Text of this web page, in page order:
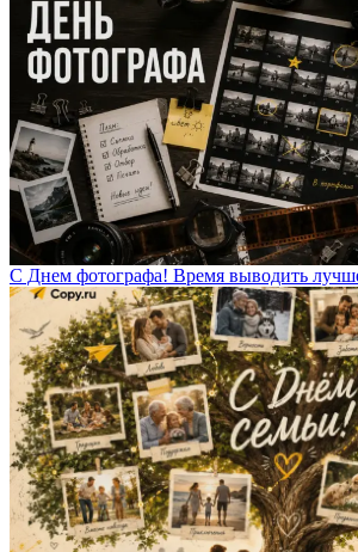
С Днем фотографа! Время выводить